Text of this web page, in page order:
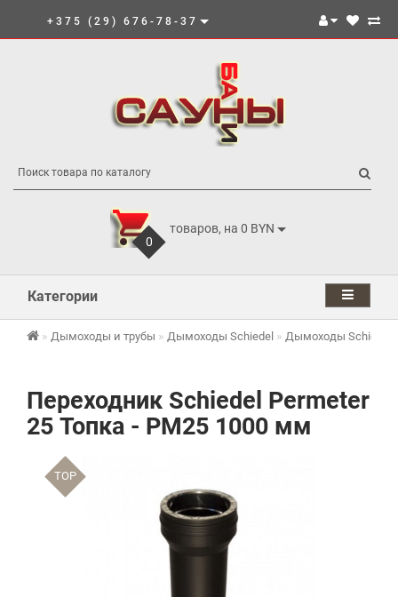
+375 (29) 676-78-37
0
товаров, на 0 BYN
Категории
Дымоходы и трубы Дымоходы Schiedel Дымоходы Schiedel
Переходник Schiedel Permeter
25 Топка - PM25 1000 мм
TOP